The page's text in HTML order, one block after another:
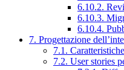
6.10.2.
6.10.3.
6.10.4.
7. Progettazione
7.1.
7.2. User stories